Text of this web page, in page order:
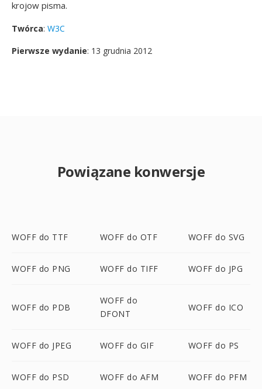
krojow pisma.
Twórca: W3C
Pierwsze wydanie: 13 grudnia 2012
Powiązane konwersje
WOFF do TTF WOFF do OTF WOFF do SVG
WOFF do PNG WOFF do TIFF WOFF do JPG
WOFF do PDB
WOFF do
DFONT
WOFF do ICO
WOFF do JPEG WOFF do GIF WOFF do PS
WOFF do PSD WOFF do AFM WOFF do PFM